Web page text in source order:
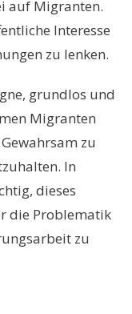
auf Migranten.
Interesse
zu lenken.
grundlos und
Migranten
zu
In
dieses
die Problematik
zu